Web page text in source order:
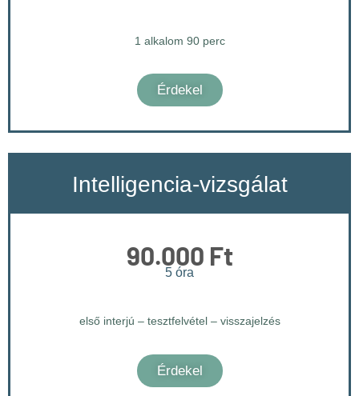
1 alkalom 90 perc
Érdekel
Intelligencia-vizsgálat
90.000 Ft
5 óra
első interjú – tesztfelvétel – visszajelzés
Érdekel